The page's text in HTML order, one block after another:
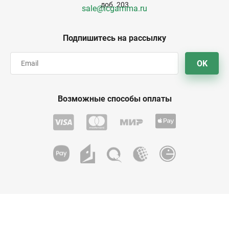
Подпишитесь на рассылку
OK
доб. 203
sale@icgamma.ru
Возможные способы оплаты